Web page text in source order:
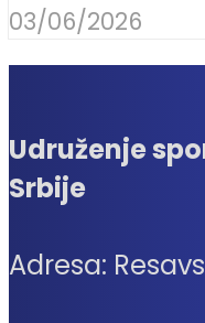
03/06/2026
Udruženje
Srbije
Adresa: